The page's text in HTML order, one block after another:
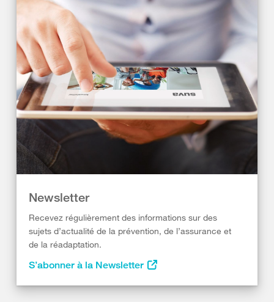
Newsletter
Recevez régulièrement des informations sur des
sujets d’actualité de la prévention, de l’assurance et
de la réadaptation.
S’abonner à la Newsletter